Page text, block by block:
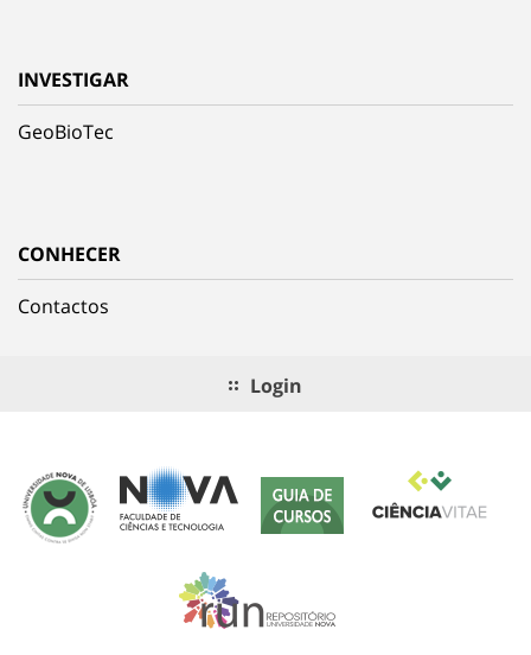
INVESTIGAR
GeoBioTec
CONHECER
Contactos
Login